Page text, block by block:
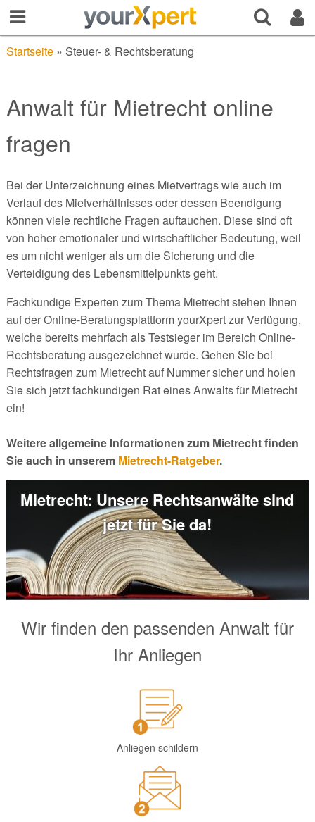
Startseite» Steuer- & Rechtsberatung
Anwalt für Mietrecht online
fragen
Bei der Unterzeichnung eines Mietvertrags wie auch im
Verlauf des Mietverhältnisses oder dessen Beendigung
können viele rechtliche Fragen auftauchen. Diese sind oft
von hoher emotionaler und wirtschaftlicher Bedeutung, weil
es um nicht weniger als um die Sicherung und die
Verteidigung des Lebensmittelpunkts geht.
Fachkundige Experten zum Thema Mietrecht stehen Ihnen
auf der Online-Beratungsplattform yourXpert zur Verfügung,
welche bereits mehrfach als Testsieger im Bereich Online-
Rechtsberatung ausgezeichnet wurde. Gehen Sie bei
Rechtsfragen zum Mietrecht auf Nummer sicher und holen
Sie sich jetzt fachkundigen Rat eines Anwalts für Mietrecht
ein!
Weitere allgemeine Informationen zum Mietrecht finden
Sie auch in unserem Mietrecht-Ratgeber.
Mietrecht: Unsere Rechtsanwälte sind
jetzt für Sie da!
Wir finden den passenden Anwalt für
Ihr Anliegen
Anliegen schildern